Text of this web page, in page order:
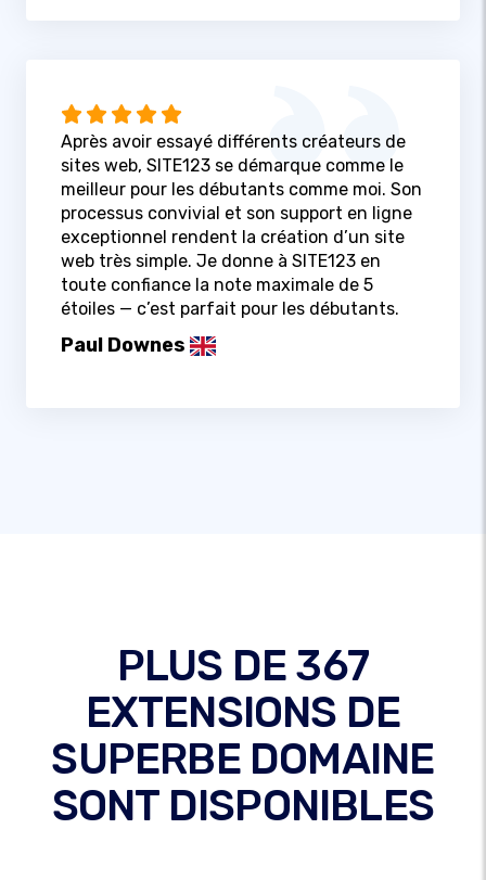
Après avoir essayé différents créateurs de
sites web, SITE123 se démarque comme le
meilleur pour les débutants comme moi. Son
processus convivial et son support en ligne
exceptionnel rendent la création d’un site
web très simple. Je donne à SITE123 en
toute confiance la note maximale de 5
étoiles — c’est parfait pour les débutants.
Paul Downes
PLUS DE 367
EXTENSIONS DE
SUPERBE DOMAINE
SONT DISPONIBLES